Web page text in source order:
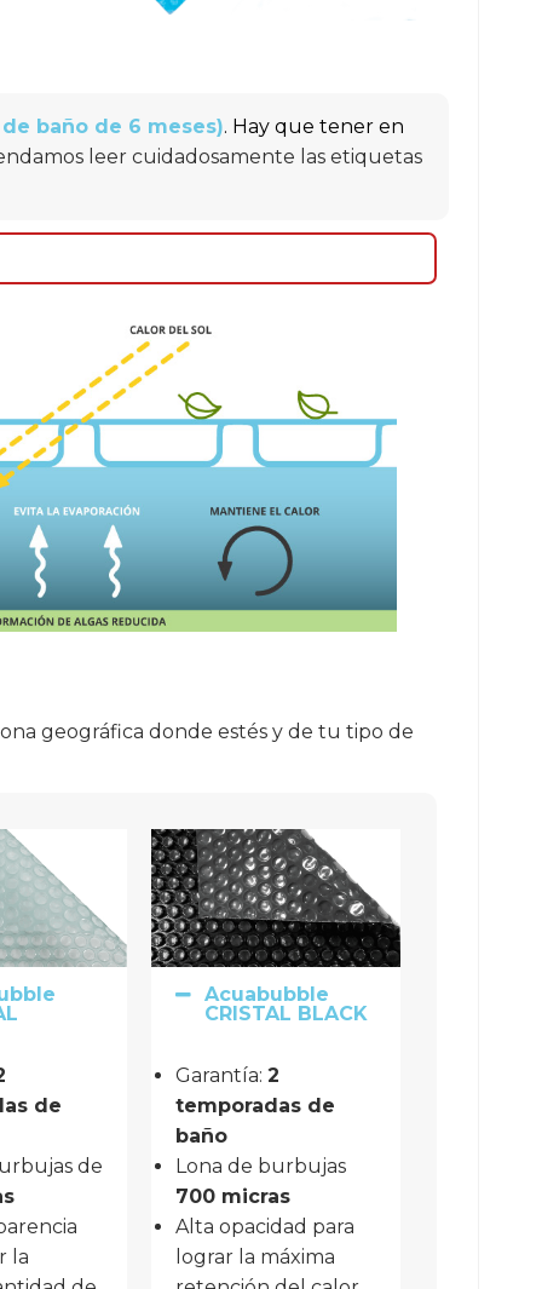
baño de 6 meses). Hay que tener en
leer cuidadosamente las etiquetas
geográfica donde estés y de tu tipo de
de
de
la
Acuabubble
CRISTAL BLACK
Garantía: 2
temporadas de
baño
Lona de burbujas
700 micras
Alta opacidad para
lograr la máxima